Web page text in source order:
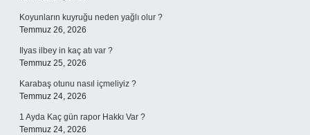
Koyunların kuyruğu neden yağlı olur ?
Temmuz 26, 2026
Ilyas ilbey in kaç atı var ?
Temmuz 25, 2026
Karabaş otunu nasıl içmeliyiz ?
Temmuz 24, 2026
1 Ayda Kaç gün rapor Hakkı Var ?
Temmuz 24, 2026